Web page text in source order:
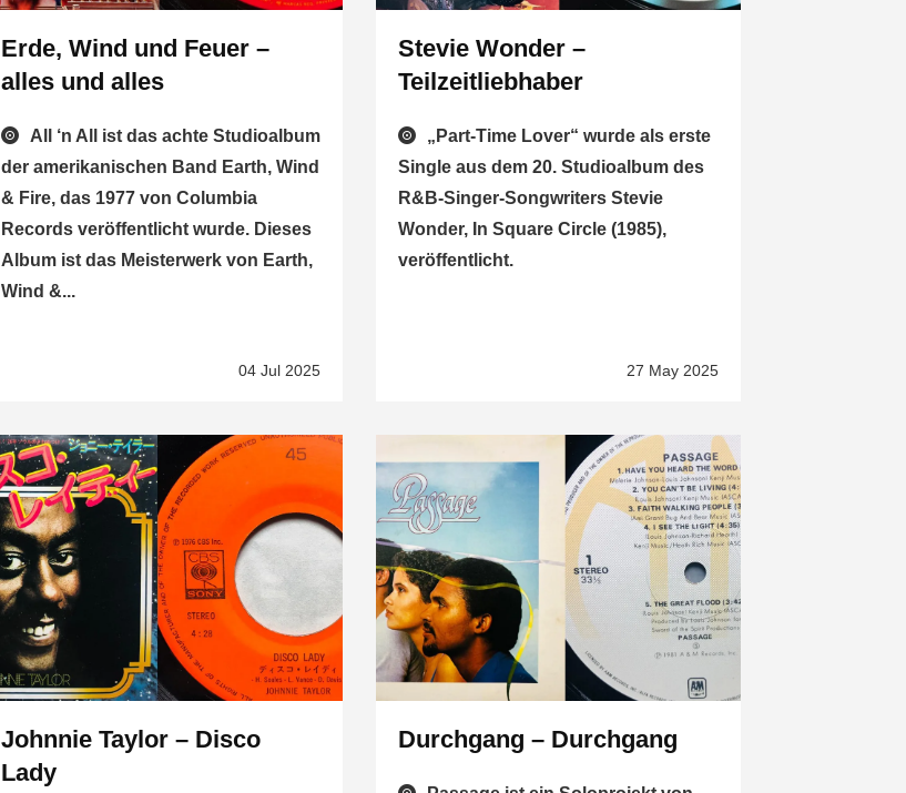
Erde, Wind und Feuer –
alles und alles
All ‘n All ist das achte Studioalbum
der amerikanischen Band Earth, Wind
& Fire, das 1977 von Columbia
Records veröffentlicht wurde. Dieses
Album ist das Meisterwerk von Earth,
Wind &...
04 Jul 2025
Stevie Wonder –
Teilzeitliebhaber
„Part-Time Lover“ wurde als erste
Single aus dem 20. Studioalbum des
R&B-Singer-Songwriters Stevie
Wonder, In Square Circle (1985),
veröffentlicht.
27 May 2025
Johnnie Taylor – Disco
Lady
Durchgang – Durchgang